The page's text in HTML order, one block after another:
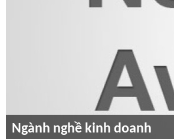
Ngành nghề kinh doanh